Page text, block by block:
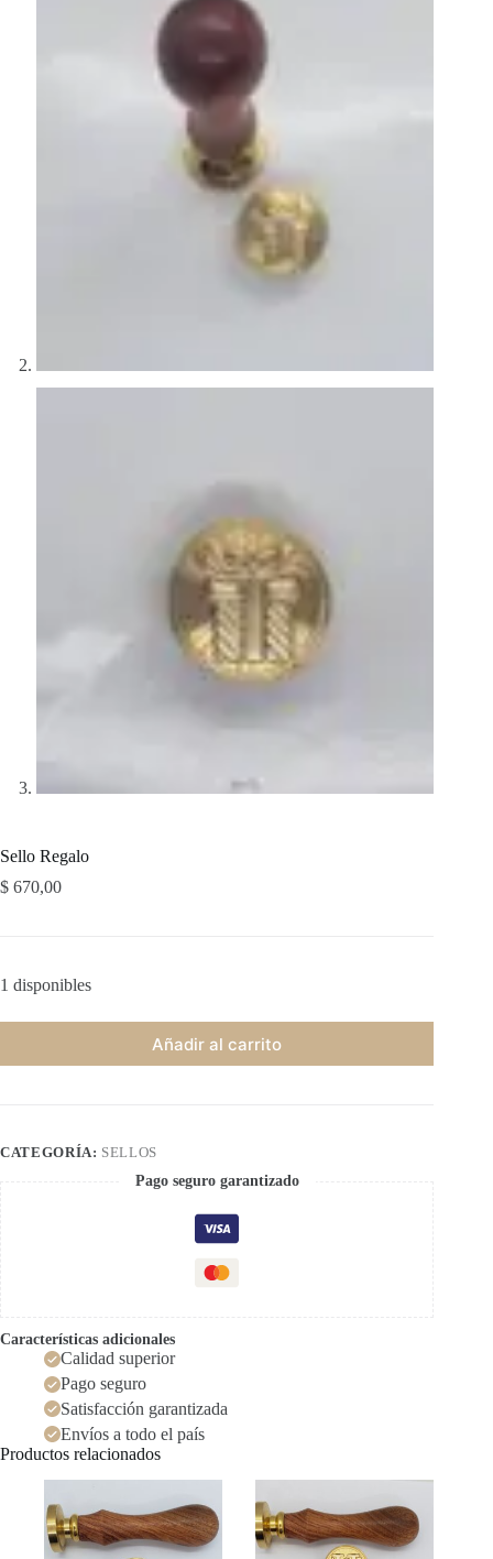
Sello Regalo
$ 670,00
1 disponibles
Añadir al carrito
CATEGORÍA: SELLOS
Pago seguro garantizado
Características adicionales
Calidad superior
Pago seguro
Satisfacción garantizada
Envíos a todo el país
Productos relacionados